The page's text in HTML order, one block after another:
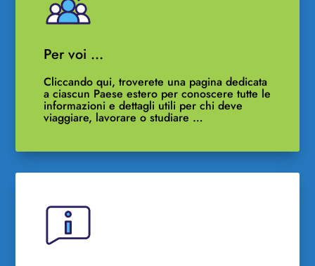
Per voi …
Cliccando qui, troverete una pagina dedicata
a ciascun Paese estero per conoscere tutte le
informazioni e dettagli utili per chi deve
viaggiare, lavorare o studiare …